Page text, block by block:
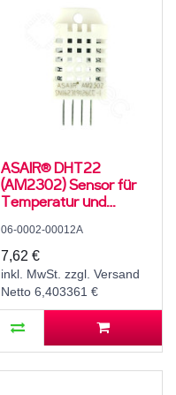
ASAIR® DHT22
(AM2302) Sensor für
Temperatur und
0..99,9 ± 2 % rH,
-40..80 ± 1 °C
06-0002-00012A
7,62 €
inkl. MwSt. zzgl. Versand
Netto 6,403361 €